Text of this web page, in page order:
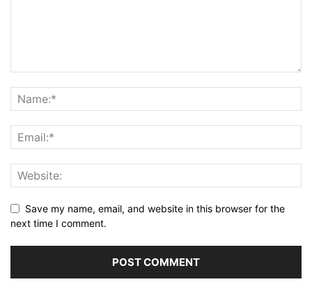
Save my name, email, and website in this browser for the
next time I comment.